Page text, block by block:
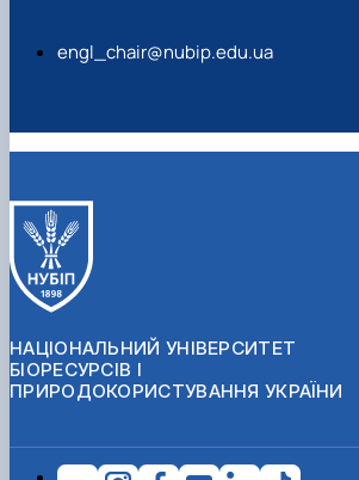
engl_chair@nubip.edu.ua
НАЦІОНАЛЬНИЙ УНІВЕРСИТЕТ
БІОРЕСУРСІВ І
ПРИРОДОКОРИСТУВАННЯ УКРАЇНИ